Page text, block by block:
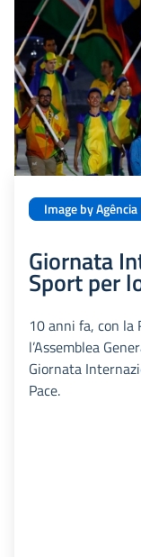
Image by
Giornata
Sport per
10 anni fa, con
l’Assemblea
Giornata
Pace.